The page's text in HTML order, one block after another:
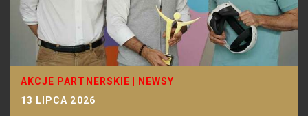
AKCJE PARTNERSKIE
NEWSY
13 LIPCA 2026